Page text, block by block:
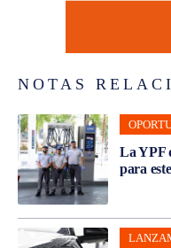
NOTAS
La YPF
para